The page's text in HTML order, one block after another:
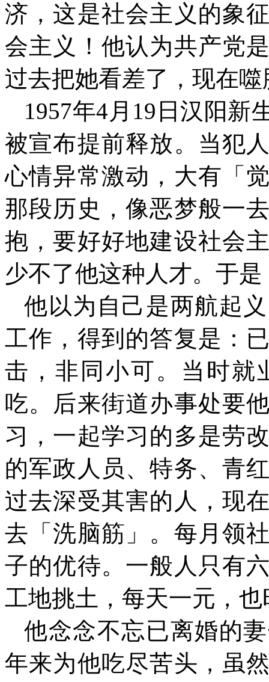
济，这是社会主义的象
会主义！他认为共产党
过去把她看差了，现在
1957年4 月 19 日汉阳新
被宣布提前释放。当犯
心情异常激动，大有「
那段历史，像恶梦般一
抱，要好好地建设社会
少不了他这种人才。于
他以为自己是两航起
工作，得到的答复是：
击，非同小可。当时就
吃。后来街道办事处要
习，一起学习的多是劳
的军政人员、特务、青
过去深受其害的人，现
去「洗脑筋」。每月领
子的优待。一般人只有
工地挑土，每天一元，
他念念不忘已离婚的
年来为他吃尽苦头，虽